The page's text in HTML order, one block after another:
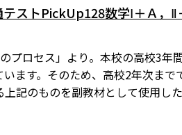
ストPickUp128数学Ⅰ＋Ａ，Ⅱ
プロセス」より。本校の高校3年
ます。そのため、高校2年次まで
記のものを副教材として使用し